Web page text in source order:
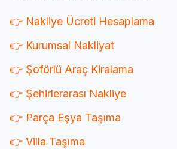
👉 Nakliye Ücreti Hesaplama
👉 Kurumsal Nakliyat
👉 Şoförlü Araç Kiralama
👉 Şehirlerarası Nakliye
👉 Parça Eşya Taşıma
👉 Villa Taşıma